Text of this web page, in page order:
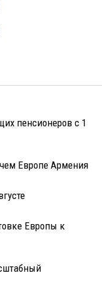
пенсионеров с 1
Европе Армения
Европы к